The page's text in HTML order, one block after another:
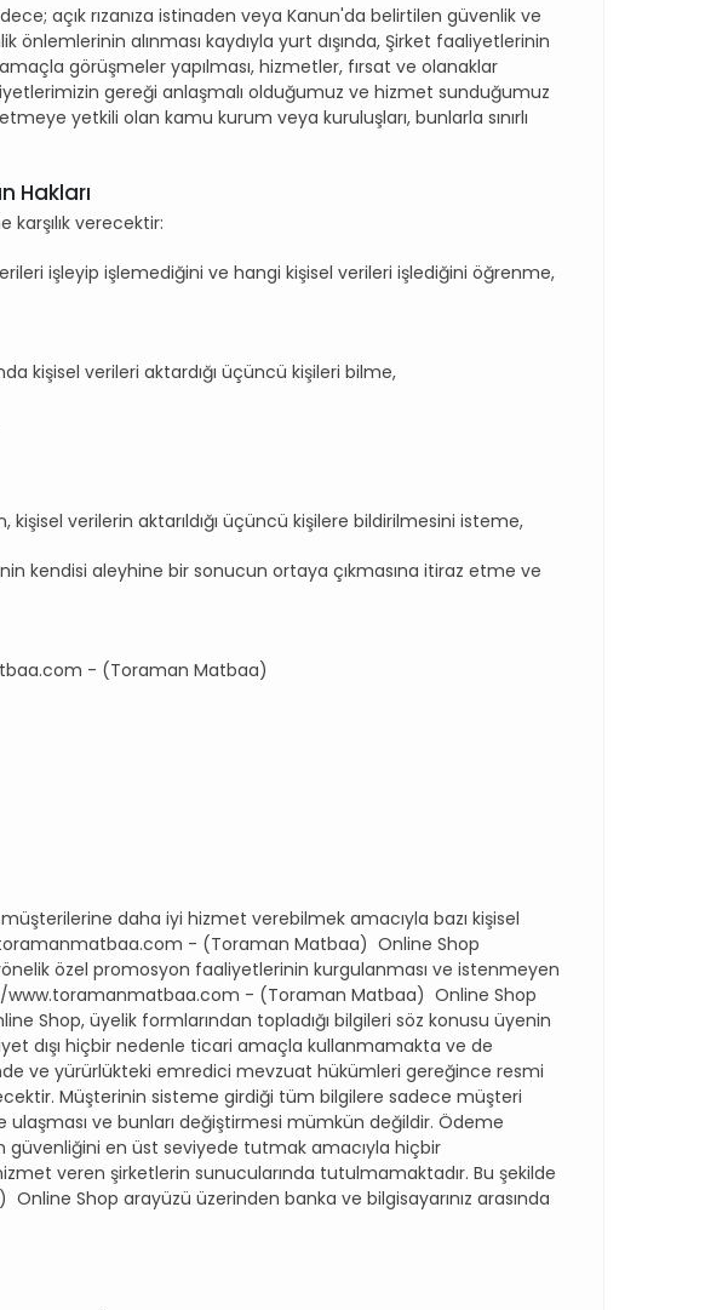
açık rızanıza istinaden veya Kanun'da belirtilen güvenlik ve
alınması kaydıyla yurt dışında, Şirket faaliyetlerinin
görüşmeler yapılması, hizmetler, fırsat ve olanaklar
gereği anlaşmalı olduğumuz ve hizmet sunduğumuz
yetkili olan kamu kurum veya kuruluşları, bunlarla sınırlı
Hakları
verecektir:
işleyip işlemediğini ve hangi kişisel verileri işlediğini öğrenme,
kişisel verileri aktardığı üçüncü kişileri bilme,
verilerin aktarıldığı üçüncü kişilere bildirilmesini isteme,
kendisi aleyhine bir sonucun ortaya çıkmasına itiraz etme ve
- (Toraman Matbaa)
daha iyi hizmet verebilmek amacıyla bazı kişisel
- (Toraman Matbaa) Online Shop
özel promosyon faaliyetlerinin kurgulanması ve istenmeyen
www.toramanmatbaa.com - (Toraman Matbaa) Online Shop
Shop, üyelik formlarından topladığı bilgileri söz konusu üyenin
dışı hiçbir nedenle ticari amaçla kullanmamakta ve de
ve yürürlükteki emredici mevzuat hükümleri gereğince resmi
Müşterinin sisteme girdiği tüm bilgilere sadece müşteri
ve bunları değiştirmesi mümkün değildir. Ödeme
güvenliğini en üst seviyede tutmak amacıyla hiçbir
veren şirketlerin sunucularında tutulmamaktadır. Bu şekilde
Shop arayüzü üzerinden banka ve bilgisayarınız arasında